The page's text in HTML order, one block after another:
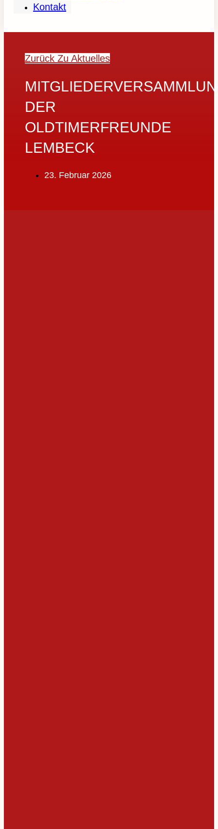
Kontakt
Zurück Zu Aktuelles
DER
OLDTIMERFREUNDE
LEMBECK
23. Februar 2026